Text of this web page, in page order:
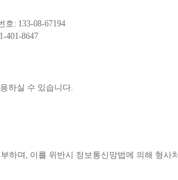
호: 133-08-67194
401-8647
하실 수 있습니다.
하며, 이를 위반시 정보통신망법에 의해 형사